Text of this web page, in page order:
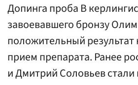
Допинга проба B
завоевавшего бронзу
положительный
прием препарата. Ранее
и Дмитрий Соловьев